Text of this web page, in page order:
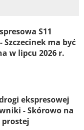
S11
Szczecinek ma być
w lipcu 2026 r.
ekspresowej
- Skórowo na